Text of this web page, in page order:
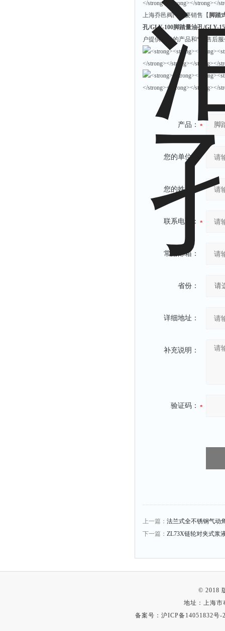
上海乔邑阀门主要销售【脚踏
孔/GLY-100脚踏量油孔/GLY-
户提供可靠的产品和*的售后
产品：
您的单位：
您的姓名：
联系电话：
常用邮箱：
省份：
详细地址：
补充说明：
验证码：
上一篇： 法兰式全不锈钢气动
下一篇： ZL73X链轮对夹式浆
© 2018
地址：上海市
备案号：沪ICP备14051832号-